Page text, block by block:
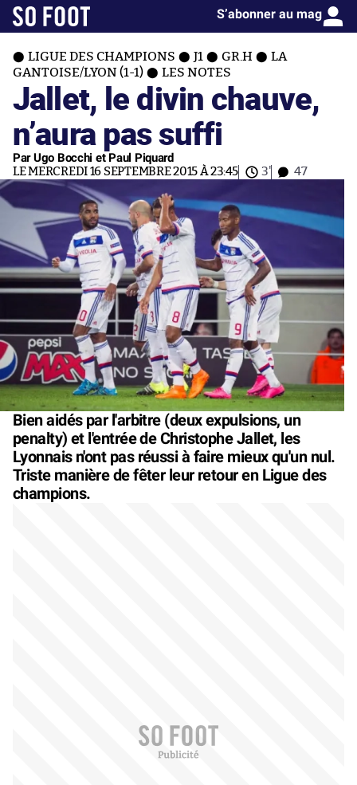
S’abonner au mag
LIGUE DES CHAMPIONS J1 GR.H
LA
GANTOISE/LYON (1-1)
LES NOTES
Jallet, le divin chauve,
n’aura pas suffi
Par Ugo Bocchi et Paul Piquard
LE MERCREDI 16 SEPTEMBRE 2015 À 23:45 3' 47
Bien aidés par l'arbitre (deux expulsions, un
penalty) et l'entrée de Christophe Jallet, les
Lyonnais n'ont pas réussi à faire mieux qu'un nul.
Triste manière de fêter leur retour en Ligue des
champions.